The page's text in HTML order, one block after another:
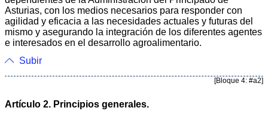
Asturias, con los medios necesarios para responder con
agilidad y eficacia a las necesidades actuales y futuras del
mismo y asegurando la integración de los diferentes agentes
e interesados en el desarrollo agroalimentario.
Subir
[Bloque 4: #a2]
Artículo 2. Principios generales.